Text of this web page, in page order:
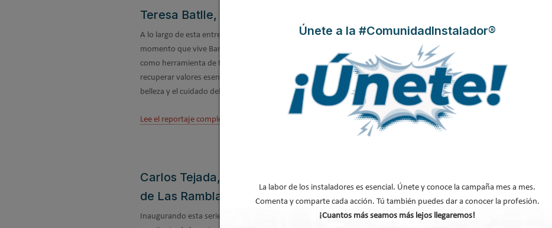
Teresa Batlle, arquitecta socia de Picharquitects
A lo largo de esta entrevista, Batlle reflexiona sobre el
momento que vive Barcelona, el papel de la arquitectura
como herramienta de transformación y la necesidad de
recuperar valores esenciales como la calidad del espacio, la
belleza y el cuidado del entorno construido.
Lee el reportaje completo con Teresa Batlle aquí
Carlos Tejada, arquitecto organizador de las tertulias en el Café de LÓpera
de Las Ramblas
Inaugurando esta serie, conversamos con Carlos Tejada,
Únete a la #ComunidadInstalador®
La labor de los instaladores es esencial. Únete y conoce la campaña mes a mes.
Comenta y comparte cada acción. Tú también puedes dar a conocer la profesión.
¡Cuantos más seamos más lejos llegaremos!